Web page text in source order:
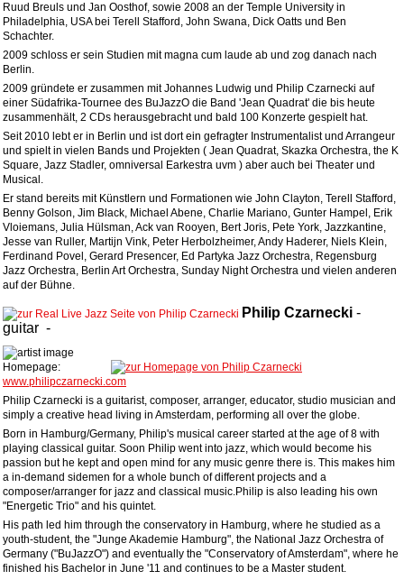
Ruud Breuls und Jan Oosthof, sowie 2008 an der Temple University in
Philadelphia, USA bei Terell Stafford, John Swana, Dick Oatts und Ben
Schachter.
2009 schloss er sein Studien mit magna cum laude ab und zog danach nach
Berlin.
2009 gründete er zusammen mit Johannes Ludwig und Philip Czarnecki auf
einer Südafrika-Tournee des BuJazzO die Band 'Jean Quadrat' die bis heute
zusammenhält, 2 CDs herausgebracht und bald 100 Konzerte gespielt hat.
Seit 2010 lebt er in Berlin und ist dort ein gefragter Instrumentalist und Arrangeur
und spielt in vielen Bands und Projekten ( Jean Quadrat, Skazka Orchestra, the K
Square, Jazz Stadler, omniversal Earkestra uvm ) aber auch bei Theater und
Musical.
Er stand bereits mit Künstlern und Formationen wie John Clayton, Terell Stafford,
Benny Golson, Jim Black, Michael Abene, Charlie Mariano, Gunter Hampel, Erik
Vloiemans, Julia Hülsman, Ack van Rooyen, Bert Joris, Pete York, Jazzkantine,
Jesse van Ruller, Martijn Vink, Peter Herbolzheimer, Andy Haderer, Niels Klein,
Ferdinand Povel, Gerard Presencer, Ed Partyka Jazz Orchestra, Regensburg
Jazz Orchestra, Berlin Art Orchestra, Sunday Night Orchestra und vielen anderen
auf der Bühne.
Philip Czarnecki -
guitar -
Homepage:
www.philipczarnecki.com
Philip Czarnecki is a guitarist, composer, arranger, educator, studio musician and
simply a creative head living in Amsterdam, performing all over the globe.
Born in Hamburg/Germany, Philip's musical career started at the age of 8 with
playing classical guitar. Soon Philip went into jazz, which would become his
passion but he kept and open mind for any music genre there is. This makes him
a in-demand sidemen for a whole bunch of different projects and a
composer/arranger for jazz and classical music.Philip is also leading his own
"Energetic Trio" and his quintet.
His path led him through the conservatory in Hamburg, where he studied as a
youth-student, the "Junge Akademie Hamburg", the National Jazz Orchestra of
Germany ("BuJazzO") and eventually the "Conservatory of Amsterdam", where he
finished his Bachelor in June '11 and continues to be a Master student.